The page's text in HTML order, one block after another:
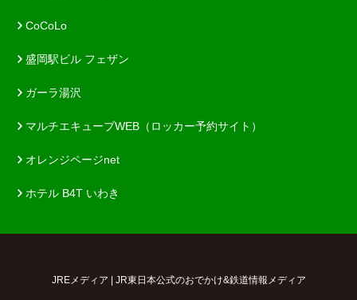
CoCoLo
盛岡駅ビル フェザン
ガーラ湯沢
マルチエキューブWEB（ロッカー予約サイト）
オレンジページnet
ホテル B4T いわき
JREメディア | JR東日本公式のおでかけ&鉄道情報メディア